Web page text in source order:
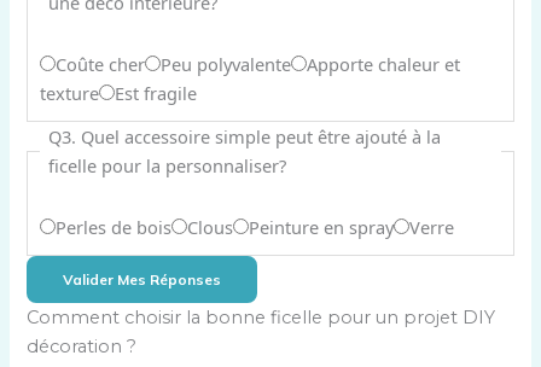
t
i
n
e
n
e
S
é
l
e
i
n
e
Coûte cher Peu polyvalente
Apporte chaleur et
texture
Est fragile
Q3. Quel accessoire simple peut être ajouté à la
ficelle pour la personnaliser?
S
é
e
c
Perles de bois Clous Peinture en spray Verre
Valider Mes Réponses
Comment choisir la bonne ficelle pour un projet DIY
décoration ?